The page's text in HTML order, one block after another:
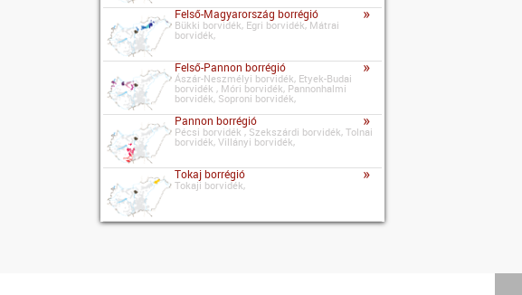
Felső-Magyarország borrégió »
Bükki borvidék, Egri borvidék, Mátrai
borvidék,
Felső-Pannon borrégió »
Ászár-Neszmélyi borvidék, Etyek-Budai
borvidék , Móri borvidék, Pannonhalmi
borvidék, Soproni borvidék,
Pannon borrégió »
Pécsi borvidék , Szekszárdi borvidék, Tolnai
borvidék, Villányi borvidék,
Tokaj borrégió »
Tokaji borvidék,